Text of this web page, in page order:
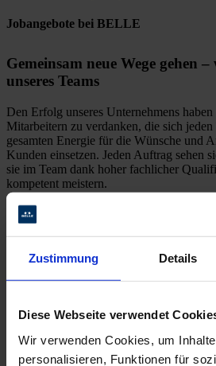
Zustimmung Details
Diese Webseite verwendet
Wir verwenden Cookies, um
personalisieren, Funktionen für
Jobangebote bei BELLE
Gemeinsam neue Wege gehen
unseres Teams
Den Erfolg unseres Unternehmens
Mitarbeitern zu verdanken, die sich
gesamten Energie für die Wünsche und
Kunden einsetzen. Jeden Auftrag sehen
sie im Team dank hoher fachlicher
kompetent meistern.
Direkt zu den offenen Stellen